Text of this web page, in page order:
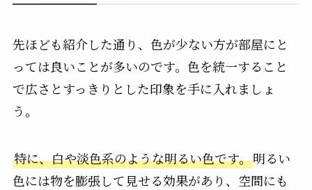
先ほども紹介した通り、色が少ない方が部屋にと
っては良いことが多いのです。色を統一すること
で広さとすっきりとした印象を手に入れましょ
う。
特に、白や淡色系のような明るい色です。明るい
色には物を膨張して見せる効果があり、空間にも